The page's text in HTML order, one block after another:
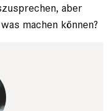
aber
­machen können?